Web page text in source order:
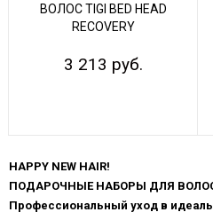
ВОЛОС TIGI BED HEAD
RECOVERY
3 213 руб.
HAPPY NEW HAIR!
ПОДАРОЧНЫЕ НАБОРЫ ДЛЯ
Профессиональный уход в